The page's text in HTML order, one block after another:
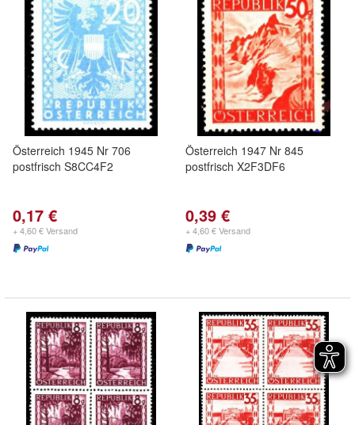
Österreich 1945 Nr 706
postfrisch S8CC4F2
0,17 €
+ 4,60 € Versand
Österreich 1947 Nr 845
postfrisch X2F3DF6
0,39 €
+ 4,60 € Versand